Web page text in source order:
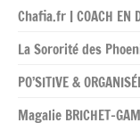
Chafia.fr | COACH EN
La Sororité des
PO’SITIVE &
Magalie BRICHET-